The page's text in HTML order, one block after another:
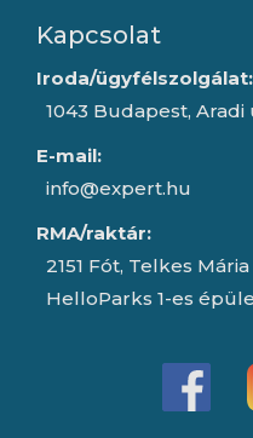
Kapcsolat
Iroda/ügyfélszolgálat:
1043 Budapest, Aradi
E-mail:
info@expert.hu
RMA/raktár:
2151 Fót, Telkes
HelloParks 1-es